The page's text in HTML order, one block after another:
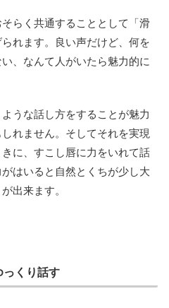
らく共通することとして「滑
れます。良い声だけど、何を
、なんて人がいたら魅力的に
うな話し方をすることが魅力
れません。そしてそれを実現
に、すこし唇に力をいれて話
はいると自然とくちが少し大
出来ます。
っくり話す